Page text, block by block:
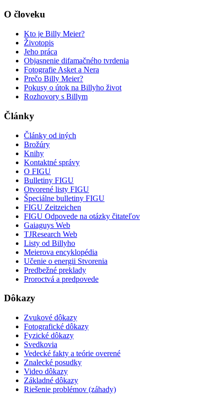
O človeku
Kto je Billy Meier?
Životopis
Jeho práca
Objasnenie difamačného tvrdenia
Fotografie Asket a Nera
Prečo Billy Meier?
Pokusy o útok na Billyho život
Rozhovory s Billym
Články
Články od iných
Brožúry
Knihy
Kontaktné správy
O FIGU
Bulletiny FIGU
Otvorené listy FIGU
Špeciálne bulletiny FIGU
FIGU Zeitzeichen
FIGU Odpovede na otázky čitateľov
Gaiaguys Web
TJResearch Web
Listy od Billyho
Meierova encyklopédia
Učenie o energii Stvorenia
Predbežné preklady
Proroctvá a predpovede
Dôkazy
Zvukové dôkazy
Fotografické dôkazy
Fyzické dôkazy
Svedkovia
Vedecké fakty a teórie overené
Znalecké posudky
Video dôkazy
Základné dôkazy
Riešenie problémov (záhady)